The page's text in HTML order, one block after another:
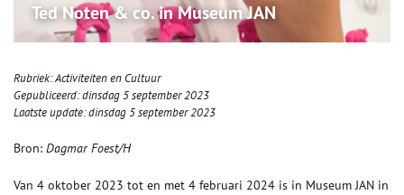
Ted Noten & co. in Museum JAN
Rubriek:Activiteiten en Cultuur
Gepubliceerd:dinsdag 5 september 2023
Laatste update:dinsdag 5 september 2023
Bron: Dagmar Foest/H
Van 4 oktober 2023 tot en met 4 februari 2024 is in Museum JAN in